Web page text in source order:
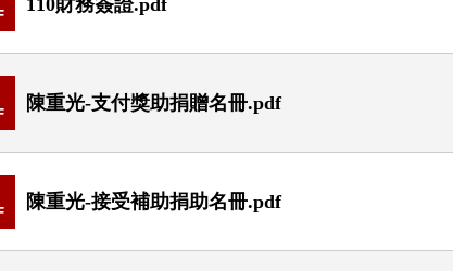
陳重光-支付獎助捐贈名冊.pdf
陳重光-接受補助捐助名冊.pdf